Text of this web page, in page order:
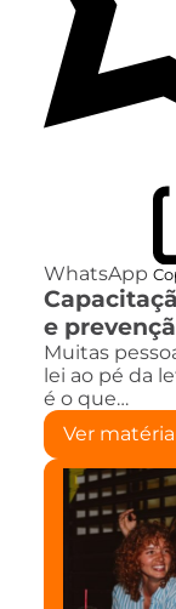
WhatsApp
e
Muitas
lei ao pé da
é o que…
Ver matéria